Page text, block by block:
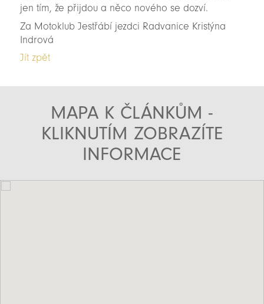
jen tím, že přijdou a něco nového se dozví.
Za Motoklub Jestřábí jezdci Radvanice Kristýna
Indrová
Jít zpět
MAPA K ČLÁNKŮM -
KLIKNUTÍM ZOBRAZÍTE
INFORMACE